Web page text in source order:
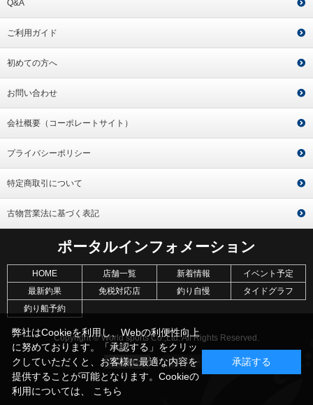
Q&A
ご利用ガイド
初めての方へ
お問い合わせ
会社概要（コーポレートサイト）
プライバシーポリシー
特定商取引について
古物営業法に基づく表記
ポータルインフォメーション
HOME 店舗一覧 新着情報
イベント予定
最新釣果
免税対応店 釣り自慢
タイドグラフ
釣り船予約
Copyright © World sports Co.,Ltd. All Rights Reserved.
弊社はCookieを利用し、Webの利便性向上
に努めております。「承認する」をクリッ
クしていただくと、お客様に最適な内容を
提供することが可能となります。Cookieの
利用については、 こちら
承諾する